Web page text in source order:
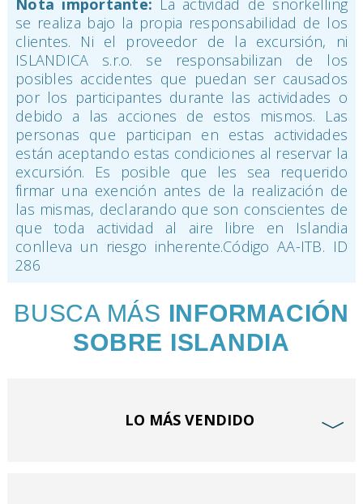
Nota importante: La actividad de snorkelling
se realiza bajo la propia responsabilidad de los
clientes. Ni el proveedor de la excursión, ni
ISLANDICA s.r.o. se responsabilizan de los
posibles accidentes que puedan ser causados
por los participantes durante las actividades o
debido a las acciones de estos mismos. Las
personas que participan en estas actividades
están aceptando estas condiciones al reservar la
excursión. Es posible que les sea requerido
firmar una exención antes de la realización de
las mismas, declarando que son conscientes de
que toda actividad al aire libre en Islandia
conlleva un riesgo inherente.Código AA-ITB. ID
286
BUSCA MÁS INFORMACIÓN
SOBRE ISLANDIA
LO MÁS VENDIDO ﹀